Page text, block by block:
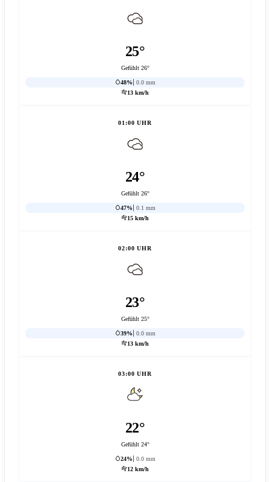
25°
Gefühlt 26°
48%
0.0 mm
13 km/h
01:00 UHR
24°
Gefühlt 26°
47%
0.1 mm
15 km/h
02:00 UHR
23°
Gefühlt 25°
39%
0.0 mm
13 km/h
03:00 UHR
22°
Gefühlt 24°
24%
0.0 mm
12 km/h